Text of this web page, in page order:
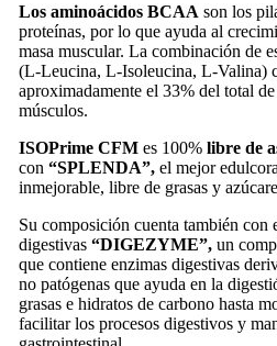
Los aminoácidos BCAA son los
proteínas, por lo que ayuda al
masa muscular. La combinación de
(L-Leucina, L-Isoleucina, L-Valina)
aproximadamente el 33% del total
músculos.
ISOPrime CFMes 100%libre de
con “SPLENDA”,el mejor
inmejorable, libre de grasas y
Su composición cuenta también con
digestivas “DIGEZYME”, un
que contiene enzimas digestivas
no patógenas que ayuda en la
grasas e hidratos de carbono hasta
facilitar los procesos digestivos y